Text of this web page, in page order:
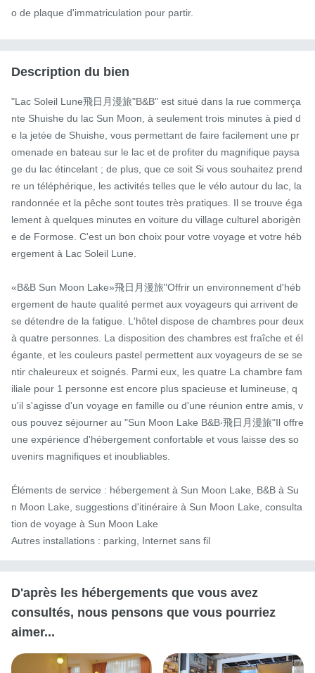
o de plaque d'immatriculation pour partir.
Description du bien
"Lac Soleil Lune飛日月漫旅"B&B" est situé dans la rue commerça
nte Shuishe du lac Sun Moon, à seulement trois minutes à pied d
e la jetée de Shuishe, vous permettant de faire facilement une pr
omenade en bateau sur le lac et de profiter du magnifique paysa
ge du lac étincelant ; de plus, que ce soit Si vous souhaitez prend
re un téléphérique, les activités telles que le vélo autour du lac, la
randonnée et la pêche sont toutes très pratiques. Il se trouve éga
lement à quelques minutes en voiture du village culturel aborigèn
e de Formose. C'est un bon choix pour votre voyage et votre héb
ergement à Lac Soleil Lune.
«B&B Sun Moon Lake»飛日月漫旅"Offrir un environnement d'héb
ergement de haute qualité permet aux voyageurs qui arrivent de
se détendre de la fatigue. L'hôtel dispose de chambres pour deux
à quatre personnes. La disposition des chambres est fraîche et él
égante, et les couleurs pastel permettent aux voyageurs de se se
ntir chaleureux et soignés. Parmi eux, les quatre La chambre fam
iliale pour 1 personne est encore plus spacieuse et lumineuse, q
u'il s'agisse d'un voyage en famille ou d'une réunion entre amis, v
ous pouvez séjourner au "Sun Moon Lake B&B‧飛日月漫旅"Il offre
une expérience d'hébergement confortable et vous laisse des so
uvenirs magnifiques et inoubliables.
Éléments de service : hébergement à Sun Moon Lake, B&B à Su
n Moon Lake, suggestions d'itinéraire à Sun Moon Lake, consulta
tion de voyage à Sun Moon Lake
Autres installations : parking, Internet sans fil
D'après les hébergements que vous avez
consultés, nous pensons que vous pourriez
aimer...